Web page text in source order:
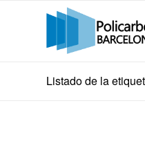
Listado de la